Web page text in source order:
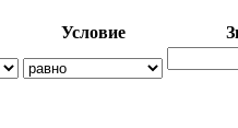
Условие